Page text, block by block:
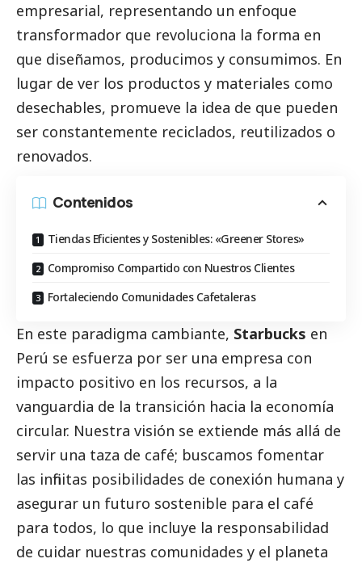
empresarial, representando un enfoque
transformador que revoluciona la forma en
que diseñamos, producimos y consumimos. En
lugar de ver los productos y materiales como
desechables, promueve la idea de que pueden
ser constantemente reciclados, reutilizados o
renovados.
Contenidos
Tiendas Eficientes y Sostenibles: «Greener Stores»
Compromiso Compartido con Nuestros Clientes
Fortaleciendo Comunidades Cafetaleras
En este paradigma cambiante, Starbucks en
Perú se esfuerza por ser una empresa con
impacto positivo en los recursos, a la
vanguardia de la transición hacia la economía
circular. Nuestra visión se extiende más allá de
servir una taza de café; buscamos fomentar
las infinitas posibilidades de conexión humana y
asegurar un futuro sostenible para el café
para todos, lo que incluye la responsabilidad
de cuidar nuestras comunidades y el planeta